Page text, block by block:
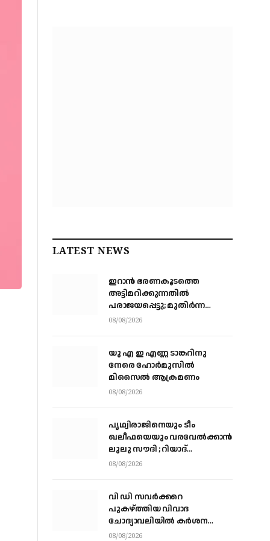
LATEST NEWS
ഇറാന്‍ ഭരണകൂടത്തെ
അട്ടിമറിക്കുന്നതില്‍
പരാജയപ്പെട്ടു; മുതിര്‍ന്ന
മൊസാദ് ഉദ്യോഗസ്ഥരെ
08/08/2026
യു എ ഇ എണ്ണ ടാങ്കറിനു
നേരെ ഹോര്‍മുസില്‍
മിസൈല്‍ ആക്രമണം
08/08/2026
പൃഥ്വിരാജിനെയും ടീം
ഖലീഫയെയും വരവേല്‍ക്കാന്‍
ലുലു സൗദി ; റിയാദ്
മലാസിലുള്ള ലുലു
08/08/2026
വി ഡി സവര്‍ക്കറെ
പുകഴ്ത്തിയ വിവാദ
ചോദ്യാവലിയില്‍ കര്‍ശന
നടപടിക്ക് നിര്‍ദേശം നല്‍കി
08/08/2026